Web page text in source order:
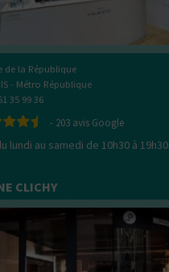
de la République
- Métro République
35 99 36
- 203 avis Google
lundi au samedi de 10h30 à 19h30
CLICHY